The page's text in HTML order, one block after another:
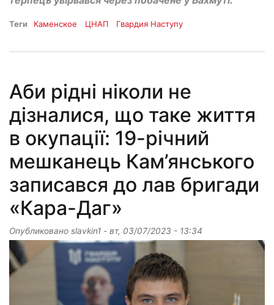
Теги Каменское ЦНАП Гвардия Наступу
Аби рідні ніколи не
дізналися, що таке життя
в окупації: 19-річний
мешканець Кам’янського
записався до лав бригади
«Кара-Даг»
Опубликовано slavkin1 - вт, 03/07/2023 - 13:34